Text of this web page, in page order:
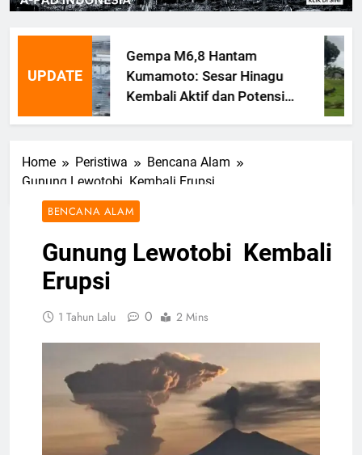
UPDATE
Gempa M6,8 Hantam
Kumamoto: Sesar Hinagu
Kembali Aktif dan Potensi
Home Peristiwa
Bencana Alam
Gunung Lewotobi Kembali Erupsi
BENCANA ALAM
Gunung Lewotobi Kembali
Erupsi
1 Tahun Lalu 0 2 Mins